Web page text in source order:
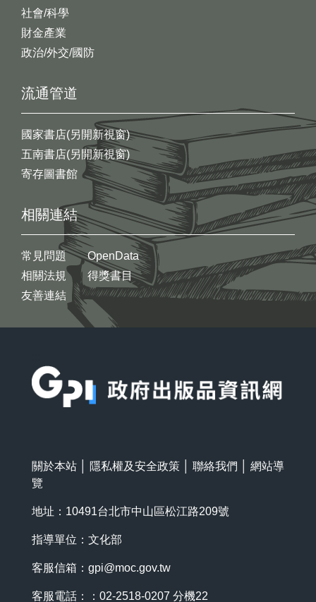
社會/科學
財金產業
政治/外交/國防
流通管道
國家書店(另開新視窗)
五南書店(另開新視窗)
寄存圖書館
相關連結
常見問題
相關法規
友善連結
OpenData
得獎書目
關於本站 隱私權及安全政策 聯絡我們
網站導
覽
地址：10491台北市中山區松江路209號
指導單位：文化部
客服信箱： gpi@moc.gov.tw
客服電話：：02-2518-0207 分機22